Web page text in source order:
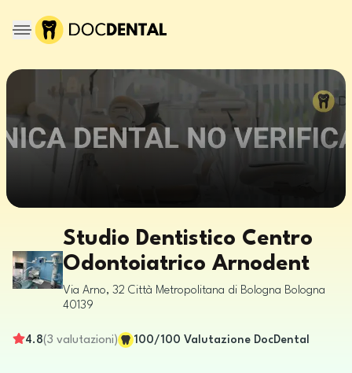
Studio Dentistico Centro
Odontoiatrico Arnodent
Via Arno, 32 Città Metropolitana di Bologna Bologna
40139
4.8(3 valutazioni) 100/100 Valutazione DocDental